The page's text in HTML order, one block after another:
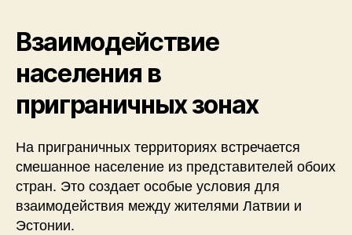
Взаимодействие
населения в
приграничных зонах
На приграничных территориях встречается
смешанное население из представителей обоих
стран. Это создает особые условия для
взаимодействия между жителями Латвии и
Эстонии.